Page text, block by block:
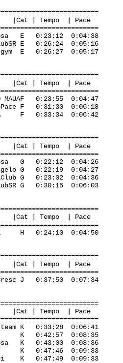
| Pace
E 0:23:12 0:04:38
E 0:26:24 0:05:16
E 0:26:27 0:05:17
| Pace
0:23:55 0:04:47
F 0:31:30 0:06:18
F 0:33:34 0:06:42
| Pace
G 0:22:12 0:04:26
G 0:22:19 0:04:27
G 0:23:02 0:04:36
G 0:30:15 0:06:03
| Pace
H 0:24:10 0:04:50
| Pace
J 0:37:50 0:07:34
| Pace
team K 0:33:28 0:06:41
K 0:42:57 0:08:35
K 0:43:00 0:08:36
K 0:47:46 0:09:33
K 0:47:49 0:09:33